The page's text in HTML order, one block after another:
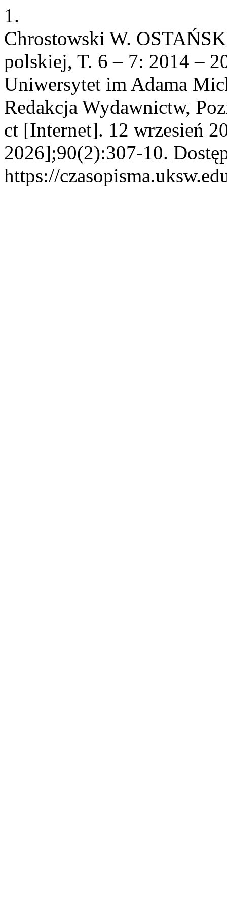
1.
Chrostowski W.
polskiej, T. 6 – 7: 2014 –
Uniwersytet im Adama
Redakcja Wydawnictw,
ct [Internet]. 12 wrzesień
2026];90(2):307-10.
https://